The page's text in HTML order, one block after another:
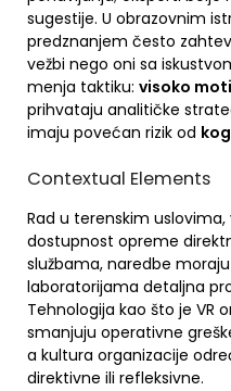
sugestije. U obrazovnim
predznanjem često
vežbi nego oni sa
menja taktiku: visoko
prihvataju analitičke
imaju povećan rizik od
Contextual Elements
Rad u terenskim
dostupnost opreme
službama, naredbe
laboratorijama detaljna
Tehnologija kao što je VR
smanjuju operativne
a kultura organizacije
direktivne ili refleksivne.